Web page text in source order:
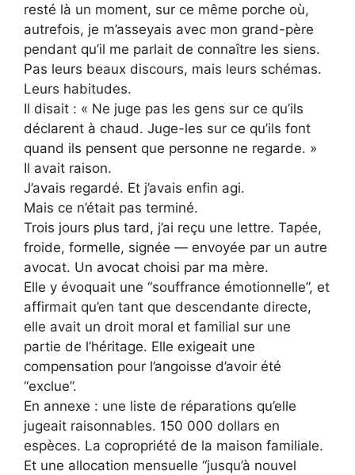
resté là un moment, sur ce même porche où,
autrefois, je m’asseyais avec mon grand-père
pendant qu’il me parlait de connaître les siens.
Pas leurs beaux discours, mais leurs schémas.
Leurs habitudes.
Il disait : « Ne juge pas les gens sur ce qu’ils
déclarent à chaud. Juge-les sur ce qu’ils font
quand ils pensent que personne ne regarde. »
Il avait raison.
J’avais regardé. Et j’avais enfin agi.
Mais ce n’était pas terminé.
Trois jours plus tard, j’ai reçu une lettre. Tapée,
froide, formelle, signée — envoyée par un autre
avocat. Un avocat choisi par ma mère.
Elle y évoquait une “souffrance émotionnelle”, et
affirmait qu’en tant que descendante directe,
elle avait un droit moral et familial sur une
partie de l’héritage. Elle exigeait une
compensation pour l’angoisse d’avoir été
“exclue”.
En annexe : une liste de réparations qu’elle
jugeait raisonnables. 150 000 dollars en
espèces. La copropriété de la maison familiale.
Et une allocation mensuelle “jusqu’à nouvel